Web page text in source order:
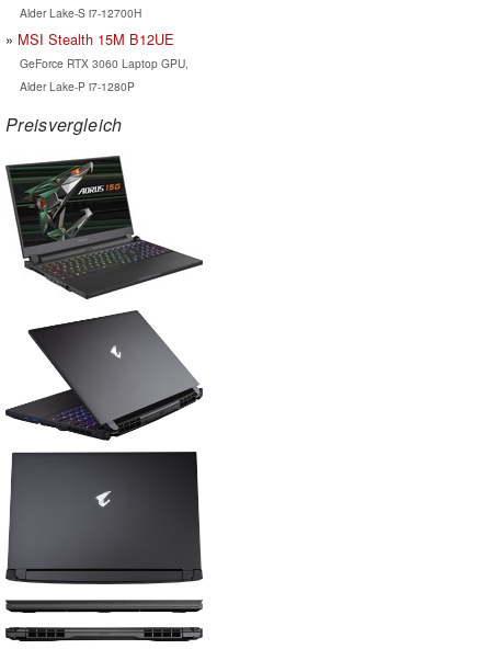
Alder Lake-S i7-12700H
MSI Stealth 15M B12UE
GeForce RTX 3060 Laptop GPU,
Alder Lake-P i7-1280P
Preisvergleich